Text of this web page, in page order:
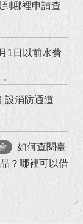
到哪裡申請查
1日以前水費
設消防通道
如何查閱臺
？哪裡可以借